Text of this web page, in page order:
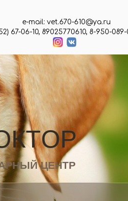
e-mail: vet.670-610@ya.ru
67-06-10, 89025770610, 8-950-089-
КТОР
ЦЕНТР